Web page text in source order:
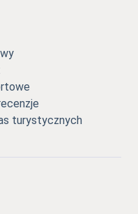
turystycznych